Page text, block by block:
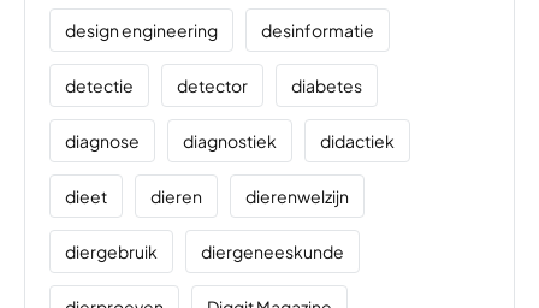
design engineering desinformatie
detectie detector diabetes
diagnose diagnostiek didactiek
dieet dieren dierenwelzijn
diergebruik diergeneeskunde